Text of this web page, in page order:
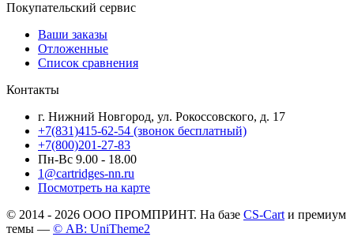
Покупательский сервис
Ваши заказы
Отложенные
Список сравнения
Контакты
г. Нижний Новгород, ул. Рокоссовского, д. 17
+7(831)415-62-54 (звонок бесплатный)
+7(800)201-27-83
Пн-Вс 9.00 - 18.00
1@cartridges-nn.ru
Посмотреть на карте
© 2014 - 2026 ООО ПРОМПРИНТ. На базе CS-Cart и премиум
темы — © AB: UniTheme2